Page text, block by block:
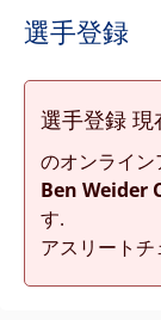
選手登録
選手登録
のオンライ
Ben Weider
す.
アスリート